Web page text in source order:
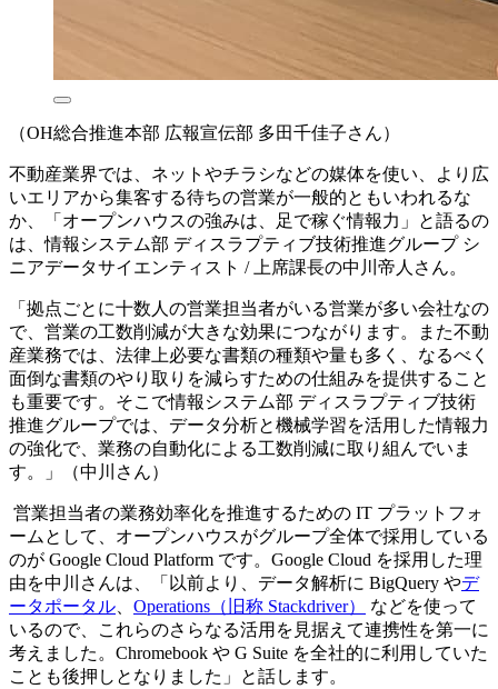
（OH総合推進本部 広報宣伝部 多田千佳子さん）
不動産業界では、ネットやチラシなどの媒体を使い、より広
いエリアから集客する待ちの営業が一般的ともいわれるな
か、「オープンハウスの強みは、足で稼ぐ情報力」と語るの
は、情報システム部 ディスラプティブ技術推進グループ シ
ニアデータサイエンティスト / 上席課長の中川帝人さん。
「拠点ごとに十数人の営業担当者がいる営業が多い会社なの
で、営業の工数削減が大きな効果につながります。また不動
産業務では、法律上必要な書類の種類や量も多く、なるべく
面倒な書類のやり取りを減らすための仕組みを提供すること
も重要です。そこで情報システム部 ディスラプティブ技術
推進グループでは、データ分析と機械学習を活用した情報力
の強化で、業務の自動化による工数削減に取り組んでいま
す。」（中川さん）
営業担当者の業務効率化を推進するための IT プラットフォ
ームとして、オープンハウスがグループ全体で採用している
のが Google Cloud Platform です。Google Cloud を採用した理
由を中川さんは、「以前より、データ解析に BigQuery やデ
ータポータル、 Operations（旧称 Stackdriver）
などを使って
いるので、これらのさらなる活用を見据えて連携性を第一に
考えました。Chromebook や G Suite を全社的に利用していた
ことも後押しとなりました」と話します。